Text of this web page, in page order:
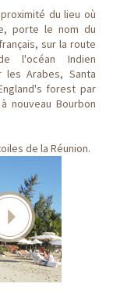
du lieu où
porte le nom du
sur la route
l'océan Indien
les Arabes, Santa
forest par
nouveau Bourbon
de la Réunion.